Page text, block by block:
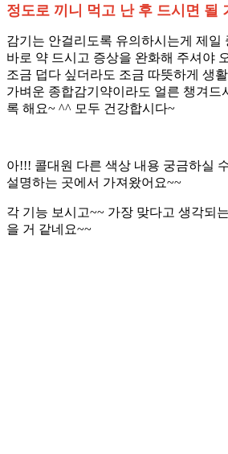
정도로 끼니 먹고 난 후 드시면 될
감기는 안걸리도록 유의하시는게 제일
바로 약 드시고 증상을 완화해 주셔야
조금 덥다 싶더라도 조금 따뜻하게 생
가벼운 종합감기약이라도 얼른 챙겨드
록 해요~ ^^ 모두 건강합시다~
아!!! 콜대원 다른 색상 내용 궁금하실
설명하는 곳에서 가져왔어요~~
각 기능 보시고~~ 가장 맞다고 생각되
을 거 같네요~~